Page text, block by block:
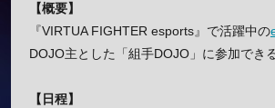
【概要】
『VIRTUA FIGHTER esports』で活躍中の
DOJO主とした「組手DOJO」に参加でき
【日程】